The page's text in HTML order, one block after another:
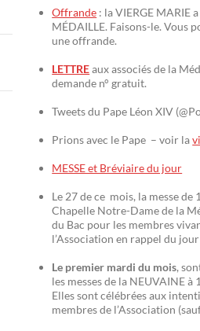
Offrande : la VIERGE MARIE
MÉDAILLE. Faisons-le. Vous
une offrande.
LETTREaux associés de la
demande n° gratuit.
Tweets du Pape Léon XIV
Prions avec le Pape – voir la
MESSE et Bréviaire du jour
Le 27 de ce mois, la messe de
Chapelle Notre-Dame de la
du Bac pour les membres
l’Association en rappel du
Le premier mardi du mois,
les messes de la NEUVAINE
Elles sont célébrées aux
membres de l’Association